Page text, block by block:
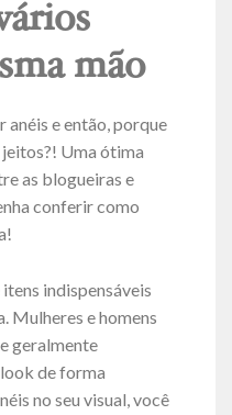
mão
e então, porque
Uma ótima
as blogueiras e
conferir como
indispensáveis
Mulheres e homens
geralmente
de forma
no seu visual, você